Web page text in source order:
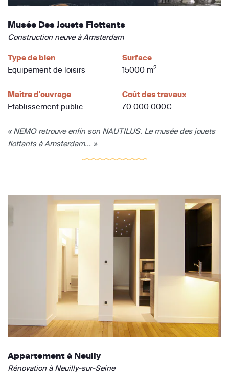
Musée Des Jouets Flottants
Construction neuve à Amsterdam
Type de bien
Equipement de loisirs
Surface
15000 m2
Maître d'ouvrage
Etablissement public
Coût des travaux
70 000 000€
« NEMO retrouve enfin son NAUTILUS. Le musée des jouets
flottants à Amsterdam... »
Appartement à Neully
Rénovation à Neuilly-sur-Seine